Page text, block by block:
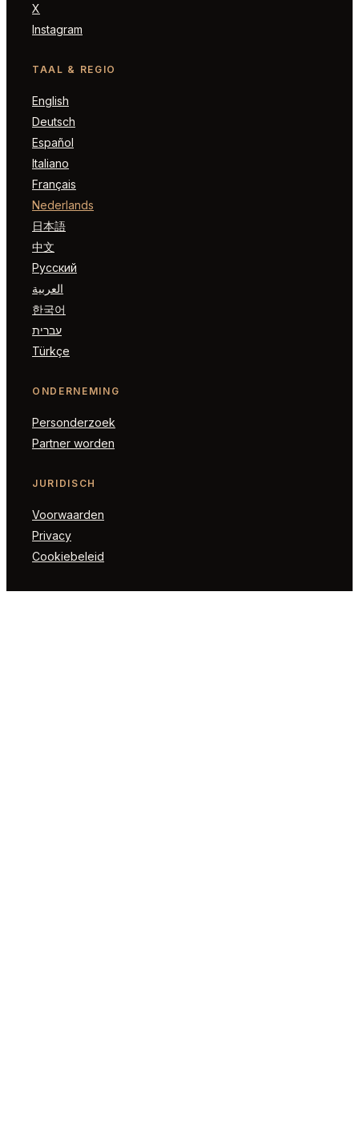
X
Instagram
TAAL & REGIO
English
Deutsch
Español
Italiano
Français
Nederlands
日本語
中文
Русский
العربية
한국어
עברית
Türkçe
ONDERNEMING
Personderzoek
Partner worden
JURIDISCH
Voorwaarden
Privacy
Cookiebeleid